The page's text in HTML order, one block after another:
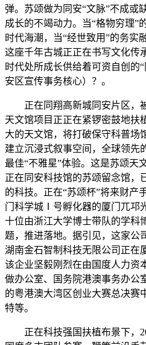
弹。苏颂做为同安“文脉”不成或
成长的不竭动力。当“格物穷理”
时代海潮，当“经世致用”的务实
这座千年古城正正在书写文化传
时代处所成长供给着可资自创的
安区宣传事务核心）？。
正在同翔高新城同安片区，被
天文馆项目正正在紧锣密鼓地扶
大的天文馆，将打破保守科普场
建立沉浸式叙事空间，全球领先
最佳“不雅星”体验。这是苏颂天
正在同安科技馆的苏颂留念馆，
的科技。正在“苏颂杯”将来财产
门科学城Ⅰ号孵化器的厦门兀邛
十位由浙江大学博士带队的学科
题，推进落地。据引见，这家公
湖南金石智制科技无限公司正在
该企业坚毅刚烈在由国度人力资
做办公室、国务院港澳事务办公
的粤港澳大湾区创业大赛总决赛
特等。
正在科技强国扶植布景下，